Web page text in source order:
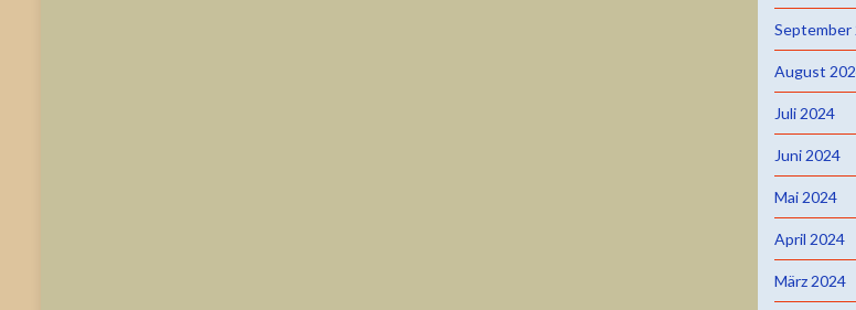
September
August
Juli 2024
Juni 2024
Mai 2024
April 2024
März 2024